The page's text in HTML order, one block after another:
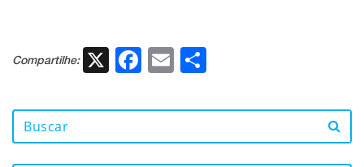
Compartilhe: X Facebook
Email